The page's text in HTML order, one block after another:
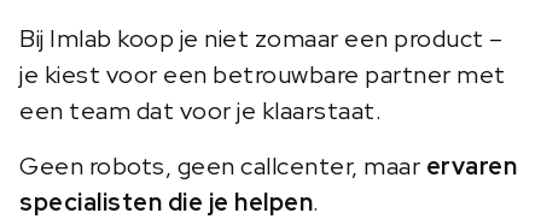
Bij Imlab koop je niet zomaar een product –
je kiest voor een betrouwbare partner met
een team dat voor je klaarstaat.
Geen robots, geen callcenter, maar ervaren
specialisten die je helpen.